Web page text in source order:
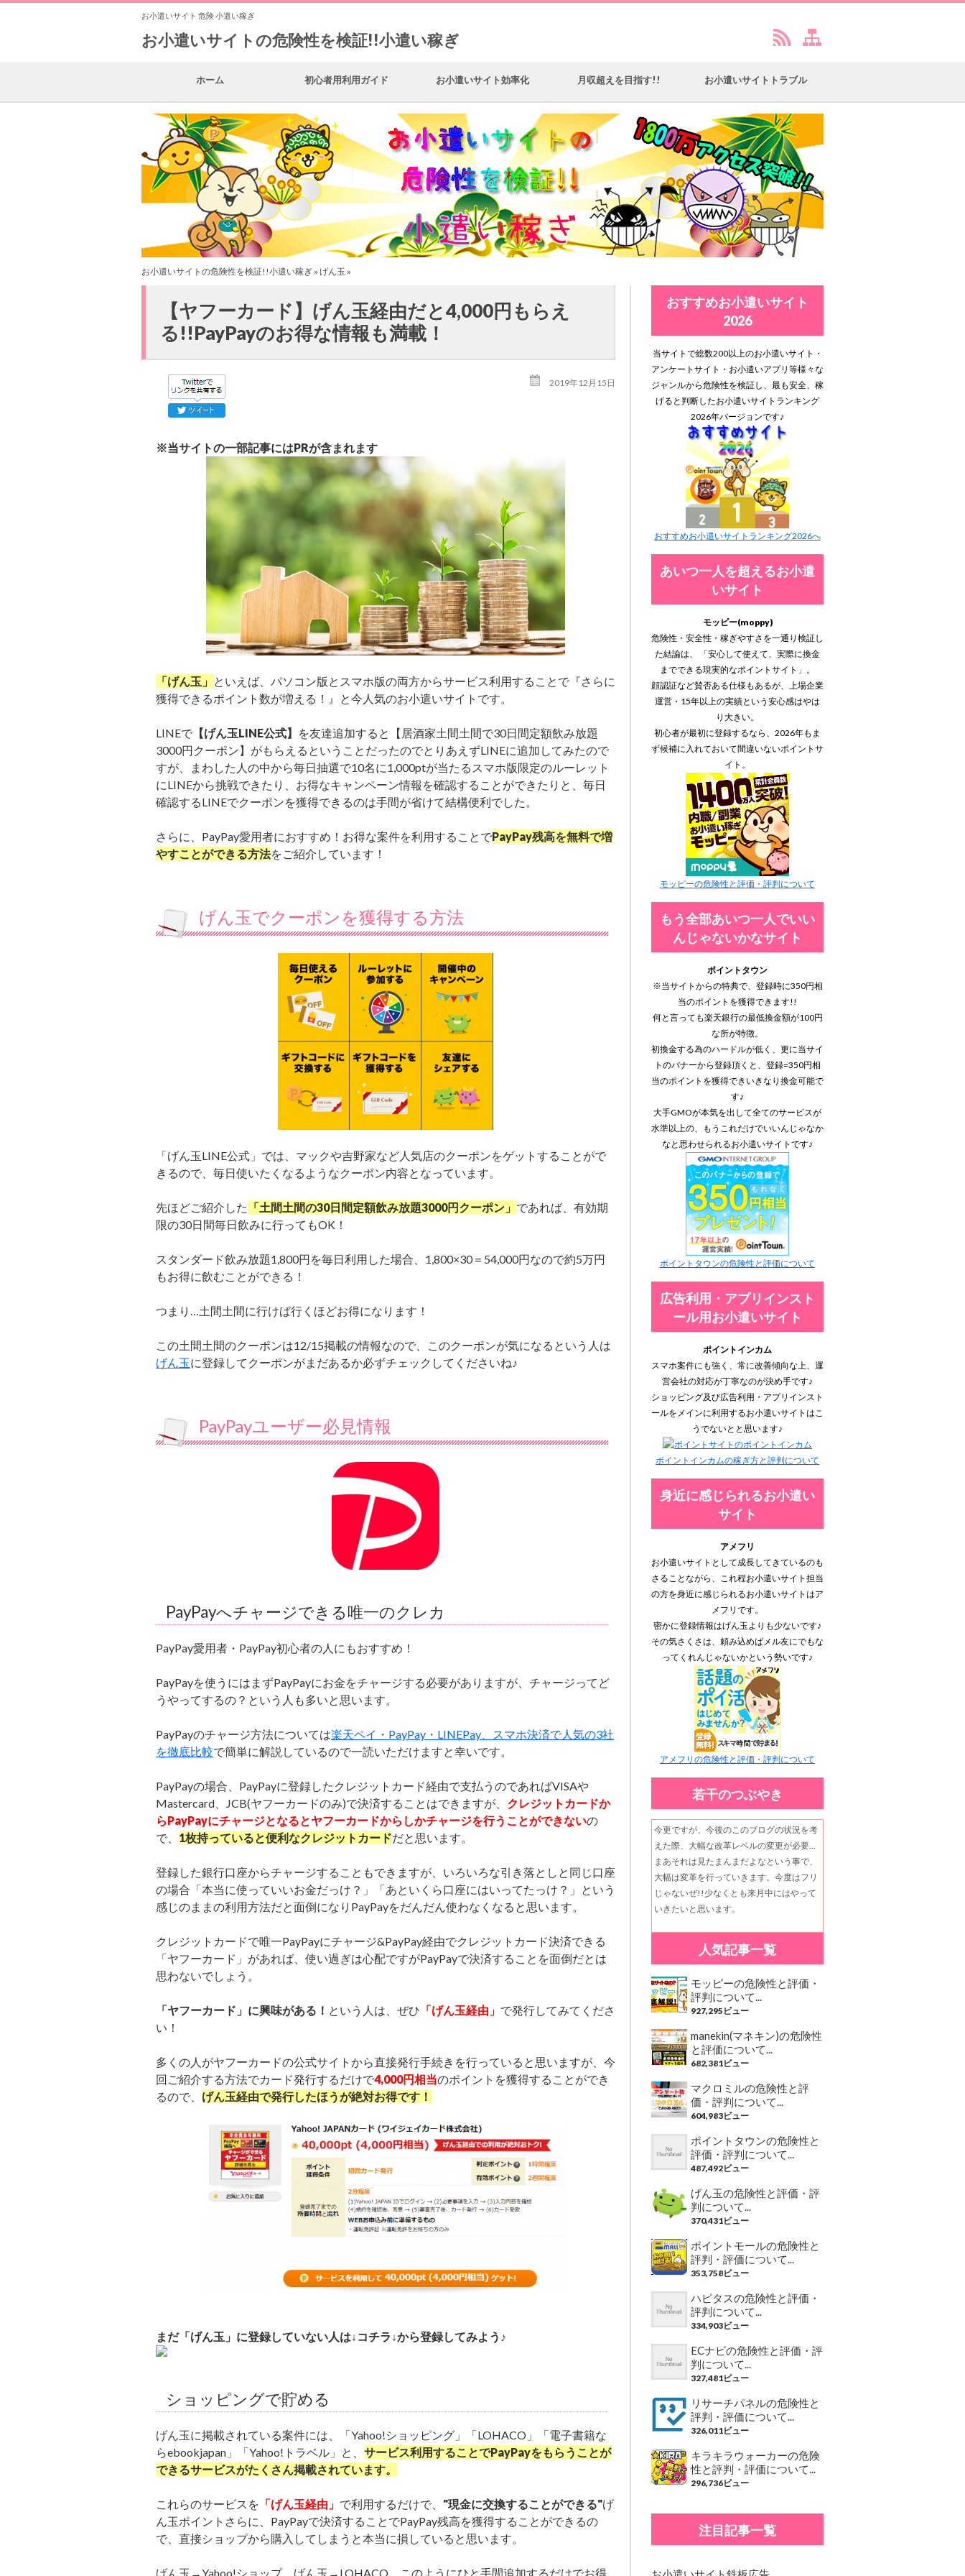
お小遣いサイト 危険 小遣い稼ぎ
お小遣いサイトの危険性を検証!!小遣い稼ぎ
ホーム 初心者用利用ガイド お小遣いサイト効率化 月収超えを目指す!! お小遣いサイトトラブル
お小遣いサイトの危険性を検証!!小遣い稼ぎ » げん玉 »
【ヤフーカード】げん玉経由だと4,000円もらえ
る!!PayPayのお得な情報も満載！
2019年12月15日
※当サイトの一部記事にはPRが含まれます
「げん玉」
といえば、パソコン版とスマホ版の両方からサービス利用することで『さらに
獲得できるポイント数が増える！』と今人気のお小遣いサイトです。
LINEで 【げん玉LINE公式】
を友達追加すると【居酒家土間土間で30日間定額飲み放題
3000円クーポン】がもらえるということだったのでとりあえずLINEに追加してみたので
すが、まわした人の中から毎日抽選で10名に1,000ptが当たるスマホ版限定のルーレット
にLINEから挑戦できたり、お得なキャンペーン情報を確認することができたりと、毎日
確認するLINEでクーポンを獲得できるのは手間が省けて結構便利でした。
さらに、PayPay愛用者におすすめ！お得な案件を利用することでPayPay残高を無料で増
やすことができる方法をご紹介しています！
げん玉でクーポンを獲得する方法
「げん玉LINE公式」では、マックや吉野家など人気店のクーポンをゲットすることがで
きるので、毎日使いたくなるようなクーポン内容となっています。
先ほどご紹介した 「土間土間の30日間定額飲み放題3000円クーポン」 であれば、有効期
限の30日間毎日飲みに行ってもOK！
スタンダード飲み放題1,800円を毎日利用した場合、1,800×30＝54,000円なので約5万円
もお得に飲むことができる！
つまり…土間土間に行けば行くほどお得になります！
この土間土間のクーポンは12/15掲載の情報なので、このクーポンが気になるという人は
げん玉に登録してクーポンがまだあるか必ずチェックしてくださいね♪
PayPayユーザー必見情報
PayPayへチャージできる唯一のクレカ
PayPay愛用者・PayPay初心者の人にもおすすめ！
PayPayを使うにはまずPayPayにお金をチャージする必要がありますが、チャージってど
うやってするの？という人も多いと思います。
PayPayのチャージ方法については楽天ペイ・PayPay・LINEPay、スマホ決済で人気の3社
を徹底比較で簡単に解説しているので一読いただけますと幸いです。
PayPayの場合、PayPayに登録したクレジットカード経由で支払うのであればVISAや
Mastercard、JCB(ヤフーカードのみ)で決済することはできますが、 クレジットカードか
らPayPayにチャージとなるとヤフーカードからしかチャージを行うことができないの
で、 1枚持っていると便利なクレジットカードだと思います。
登録した銀行口座からチャージすることもできますが、いろいろな引き落としと同じ口座
の場合「本当に使っていいお金だっけ？」「あといくら口座にはいってたっけ？」という
感じのままの利用方法だと面倒になりPayPayをだんだん使わなくなると思います。
クレジットカードで唯一PayPayにチャージ&PayPay経由でクレジットカード決済できる
「ヤフーカード」があれば、使い過ぎは心配ですがPayPayで決済することを面倒だとは
思わないでしょう。
「ヤフーカード」に興味がある！ という人は、ぜひ 「げん玉経由」 で発行してみてくださ
い！
多くの人がヤフーカードの公式サイトから直接発行手続きを行っていると思いますが、今
回ご紹介する方法でカード発行するだけで4,000円相当のポイントを獲得することができ
るので、 げん玉経由で発行したほうが絶対お得です！
まだ「げん玉」に登録していない人は↓コチラ↓から登録してみよう♪
ショッピングで貯める
げん玉に掲載されている案件には、「Yahoo!ショッピング」「LOHACO」「電子書籍な
らebookjapan」「Yahoo!トラベル」と、 サービス利用することでPayPayをもらうことが
できるサービスがたくさん掲載されています。
これらのサービスを 「げん玉経由」 で利用するだけで、 "現金に交換することができる"げ
ん玉ポイントさらに、PayPayで決済することでPayPay残高を獲得することができるの
で、直接ショップから購入してしまうと本当に損していると思います。
げん玉→Yahoo!ショップ、げん玉→LOHACO、このようにひと手間追加するだけでお得
おすすめお小遣いサイト
2026
当サイトで総数200以上のお小遣いサイト・
アンケートサイト・お小遣いアプリ等様々な
ジャンルから危険性を検証し、最も安全、稼
げると判断したお小遣いサイトランキング
2026年バージョンです♪
おすすめお小遣いサイトランキング2026へ
あいつ一人を超えるお小遣
いサイト
モッピー(moppy)
危険性・安全性・稼ぎやすさを一通り検証し
た結論は、 「安心して使えて、実際に換金
までできる現実的なポイントサイト」。
顔認証など賛否ある仕様もあるが、上場企業
運営・15年以上の実績という安心感はやは
り大きい。
初心者が最初に登録するなら、2026年もま
ず候補に入れておいて間違いないポイントサ
イト。
モッピーの危険性と評価・評判について
もう全部あいつ一人でいい
んじゃないかなサイト
ポイントタウン
※当サイトからの特典で、登録時に350円相
当のポイントを獲得できます!!
何と言っても楽天銀行の最低換金額が100円
な所が特徴。
初換金する為のハードルが低く、更に当サイ
トのバナーから登録頂くと、登録=350円相
当のポイントを獲得できいきなり換金可能で
す♪
大手GMOが本気を出して全てのサービスが
水準以上の、もうこれだけでいいんじゃなか
なと思わせられるお小遣いサイトです♪
ポイントタウンの危険性と評価について
広告利用・アプリインスト
ール用お小遣いサイト
ポイントインカム
スマホ案件にも強く、常に改善傾向な上、運
営会社の対応が丁寧なのが決め手です♪
ショッピング及び広告利用・アプリインスト
ールをメインに利用するお小遣いサイトはこ
うでないとと思います♪
ポイントインカムの稼ぎ方と評判について
身近に感じられるお小遣い
サイト
アメフリ
お小遣いサイトとして成長してきているのも
さることながら、これ程お小遣いサイト担当
の方を身近に感じられるお小遣いサイトはア
メフリです。
密かに登録情報はげん玉よりも少ないです♪
その気さくさは、頼み込めばメル友にでもな
ってくれんじゃないかという勢いです♪
アメフリの危険性と評価・評判について
若干のつぶやき
今更ですが、今後のこのブログの状況を考
えた際、大幅な改革レベルの変更が必要…
まあそれは見たまんまだよなという事で、
大幅は変革を行っていきます。今度はフリ
じゃないぜ!!少なくとも来月中にはやって
いきたいと思います。
人気記事一覧
モッピーの危険性と評価・
評判について...
927,295ビュー
manekin(マネキン)の危険性
と評価について...
682,381ビュー
マクロミルの危険性と評
価・評判について...
604,983ビュー
ポイントタウンの危険性と
評価・評判について...
487,492ビュー
げん玉の危険性と評価・評
判について...
370,431ビュー
ポイントモールの危険性と
評判・評価について...
353,758ビュー
ハピタスの危険性と評価・
評判について...
334,903ビュー
ECナビの危険性と評価・評
判について...
327,481ビュー
リサーチパネルの危険性と
評判・評価について...
326,011ビュー
キラキラウォーカーの危険
性と評判・評価について...
296,736ビュー
注目記事一覧